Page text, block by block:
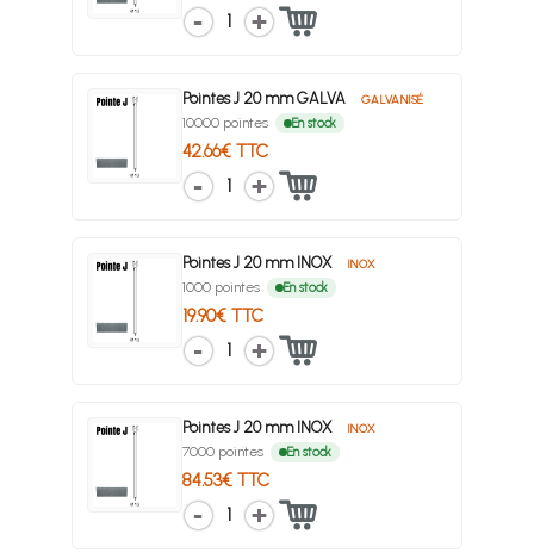
1
Pointes J 20 mm GALVA GALVANISÉ
10000 pointes En stock
42.66€ TTC
1
Pointes J 20 mm INOX INOX
1000 pointes En stock
19.90€ TTC
1
Pointes J 20 mm INOX INOX
7000 pointes En stock
84.53€ TTC
1